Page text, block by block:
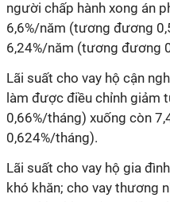
người chấp hành xong án
6,6%/năm (tương đương
6,24%/năm (tương đương
Lãi suất cho vay hộ cận
làm được điều chỉnh giảm
0,66%/tháng) xuống còn
0,624%/tháng).
Lãi suất cho vay hộ gia
khó khăn; cho vay thương